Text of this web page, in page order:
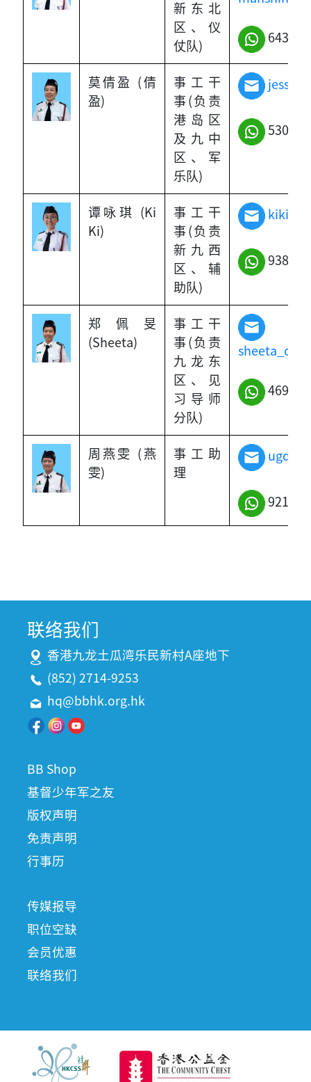
新东北
区、仪
仗队)
6430-
莫倩盈 (倩
盈)
事工干
事(负责
港岛区
及九中
区、军
乐队)
5309-
谭咏琪 (Ki
Ki)
事工干
事(负责
新九西
区、辅
助队)
9384-
郑佩旻
(Sheeta)
事工干
事(负责
九龙东
区、见
习导师
分队)
4696-
周燕雯 (燕
雯)
事工助
理
9212-
联络我们
香港九龙土瓜湾乐民新村A座地下
(852) 2714-9253
hq@bbhk.org.hk
BB Shop
基督少年军之友
版权声明
免责声明
行事历
传媒报导
职位空缺
会员优惠
联络我们